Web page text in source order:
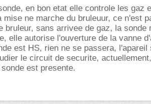
en bon etat elle controle les gaz
ne marche du bruleuur, ce n'est
bruleur, sans arrivee de gaz, la sonde
elle autorise l'ouverture de la vanne
est HS, rien ne se passera,
le circuit de securite,
est presente.